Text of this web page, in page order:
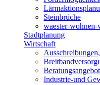
Steinbrüche
waester-wohnen-
Stadtplanung
Wirtschaft
Industrie-und